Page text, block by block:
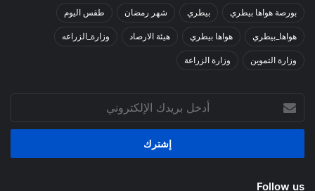
بورصة هواها بيطري بيطري شهر رمضان طقس اليوم
هواها_بيطري هواها بيطري هيئة الارصاد وزارة_الزراعه
وزارة التموين وزارة الزراعة
بريدك
الإلكتروني
Follow us